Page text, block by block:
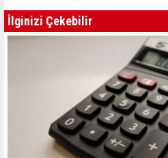
İlginizi Çekebilir